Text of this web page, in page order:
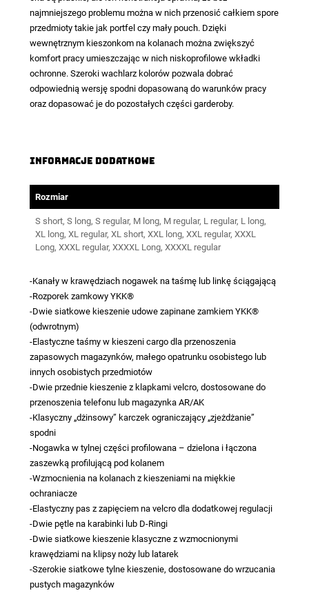
najmniejszego problemu można w nich przenosić całkiem spore
przedmioty takie jak portfel czy mały pouch. Dzięki
wewnętrznym kieszonkom na kolanach można zwiększyć
komfort pracy umieszczając w nich niskoprofilowe wkładki
ochronne. Szeroki wachlarz kolorów pozwala dobrać
odpowiednią wersję spodni dopasowaną do warunków pracy
oraz dopasować je do pozostałych części garderoby.
Informacje dodatkowe
Rozmiar
S short, S long, S regular, M long, M regular, L regular, L long,
XL long, XL regular, XL short, XXL long, XXL regular, XXXL
Long, XXXL regular, XXXXL Long, XXXXL regular
-Kanały w krawędziach nogawek na taśmę lub linkę ściągającą
-Rozporek zamkowy YKK®
-Dwie siatkowe kieszenie udowe zapinane zamkiem YKK®
(odwrotnym)
-Elastyczne taśmy w kieszeni cargo dla przenoszenia
zapasowych magazynków, małego opatrunku osobistego lub
innych osobistych przedmiotów
-Dwie przednie kieszenie z klapkami velcro, dostosowane do
przenoszenia telefonu lub magazynka AR/AK
-Klasyczny „dżinsowy” karczek ograniczający „zjeżdżanie”
spodni
-Nogawka w tylnej części profilowana – dzielona i łączona
zaszewką profilującą pod kolanem
-Wzmocnienia na kolanach z kieszeniami na miękkie
ochraniacze
-Elastyczny pas z zapięciem na velcro dla dodatkowej regulacji
-Dwie pętle na karabinki lub D-Ringi
-Dwie siatkowe kieszenie klasyczne z wzmocnionymi
krawędziami na klipsy noży lub latarek
-Szerokie siatkowe tylne kieszenie, dostosowane do wrzucania
pustych magazynków